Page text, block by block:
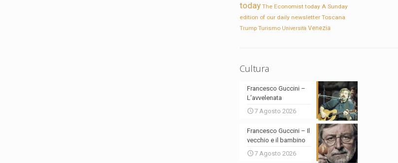
today The Economist today A Sunday
edition of our daily newsletter Toscana
Trump Turismo Università Venezia
Cultura
Francesco Guccini –
L’avvelenata
7 Agosto 2026
Francesco Guccini – Il
vecchio e il bambino
7 Agosto 2026